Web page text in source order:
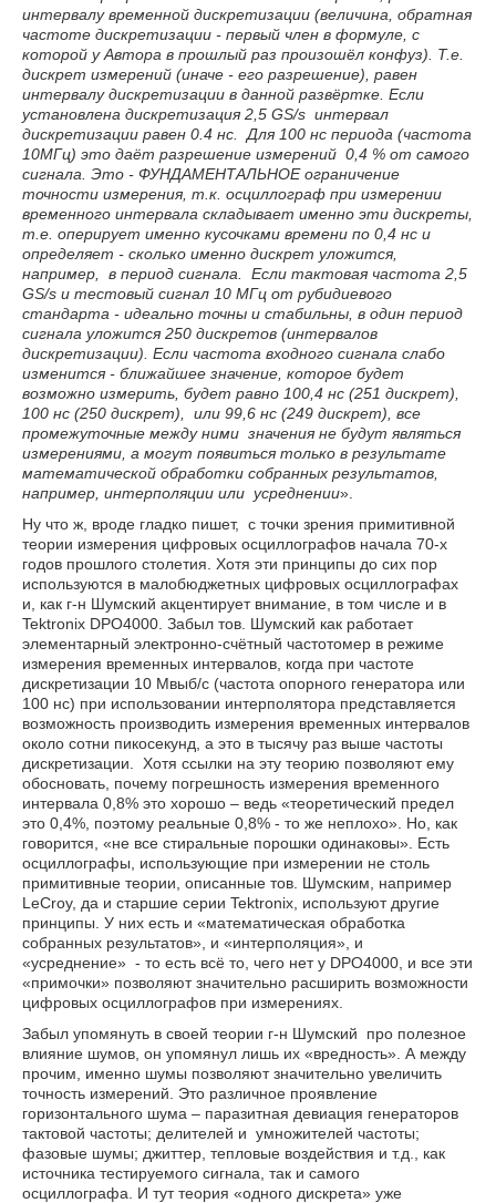
интервалу временной дискретизации (величина, обратная
частоте дискретизации - первый член в формуле, с
которой у Автора в прошлый раз произошёл конфуз). Т.е.
дискрет измерений (иначе - его разрешение), равен
интервалу дискретизации в данной развёртке. Если
установлена дискретизация 2,5 GS/s интервал
дискретизации равен 0.4 нс. Для 100 нс периода (частота
10МГц) это даёт разрешение измерений 0,4 % от самого
сигнала. Это - ФУНДАМЕНТАЛЬНОЕ ограничение
точности измерения, т.к. осциллограф при измерении
временного интервала складывает именно эти дискреты,
т.е. оперирует именно кусочками времени по 0,4 нс и
определяет - сколько именно дискрет уложится,
например, в период сигнала. Если тактовая частота 2,5
GS/s и тестовый сигнал 10 МГц от рубидиевого
стандарта - идеально точны и стабильны, в один период
сигнала уложится 250 дискретов (интервалов
дискретизации). Если частота входного сигнала слабо
изменится - ближайшее значение, которое будет
возможно измерить, будет равно 100,4 нс (251 дискрет),
100 нс (250 дискрет), или 99,6 нс (249 дискрет), все
промежуточные между ними значения не будут являться
измерениями, а могут появиться только в результате
математической обработки собранных результатов,
например, интерполяции или усреднении».
Ну что ж, вроде гладко пишет, с точки зрения примитивной
теории измерения цифровых осциллографов начала 70-х
годов прошлого столетия. Хотя эти принципы до сих пор
используются в малобюджетных цифровых осциллографах
и, как г-н Шумский акцентирует внимание, в том числе и в
Tektronix DPO4000. Забыл тов. Шумский как работает
элементарный электронно-счётный частотомер в режиме
измерения временных интервалов, когда при частоте
дискретизации 10 Мвыб/с (частота опорного генератора или
100 нс) при использовании интерполятора представляется
возможность производить измерения временных интервалов
около сотни пикосекунд, а это в тысячу раз выше частоты
дискретизации. Хотя ссылки на эту теорию позволяют ему
обосновать, почему погрешность измерения временного
интервала 0,8% это хорошо – ведь «теоретический предел
это 0,4%, поэтому реальные 0,8% - то же неплохо». Но, как
говорится, «не все стиральные порошки одинаковы». Есть
осциллографы, использующие при измерении не столь
примитивные теории, описанные тов. Шумским, например
LeCroy, да и старшие серии Tektronix, используют другие
принципы. У них есть и «математическая обработка
собранных результатов», и «интерполяция», и
«усреднение» - то есть всё то, чего нет у DPO4000, и все эти
«примочки» позволяют значительно расширить возможности
цифровых осциллографов при измерениях.
Забыл упомянуть в своей теории г-н Шумский про полезное
влияние шумов, он упомянул лишь их «вредность». А между
прочим, именно шумы позволяют значительно увеличить
точность измерений. Это различное проявление
горизонтального шума – паразитная девиация генераторов
тактовой частоты; делителей и умножителей частоты;
фазовые шумы; джиттер, тепловые воздействия и т.д., как
источника тестируемого сигнала, так и самого
осциллографа. И тут теория «одного дискрета» уже